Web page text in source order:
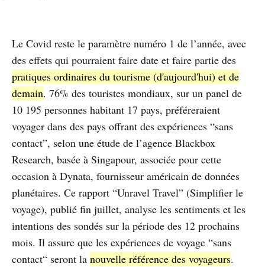
Le Covid reste le paramètre numéro 1 de l’année, avec
des effets qui pourraient faire date et faire partie des
pratiques ordinaires du tourisme (d'aujourd'hui) et de
demain. 76% des touristes mondiaux, sur un panel de
10 195 personnes habitant 17 pays, préféreraient
voyager dans des pays offrant des expériences “sans
contact”, selon une étude de l’agence Blackbox
Research, basée à Singapour, associée pour cette
occasion à Dynata, fournisseur américain de données
planétaires. Ce rapport “Unravel Travel” (Simplifier le
voyage), publié fin juillet, analyse les sentiments et les
intentions des sondés sur la période des 12 prochains
mois. Il assure que les expériences de voyage “sans
contact“ seront la nouvelle référence des voyageurs.